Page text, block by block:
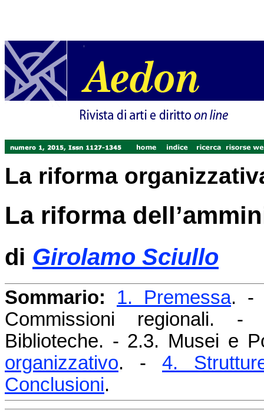
La riforma
La riforma
di Girolamo Sciullo
Sommario: 1. Premessa.
Commissioni regionali.
Biblioteche. - 2.3. Musei e
organizzativo. - 4.
Conclusioni.